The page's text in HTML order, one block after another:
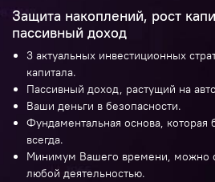
Защита накоплений, рост
пассивный доход
3 актуальных инвестиционных
капитала.
Пассивный доход, растущий на
Ваши деньги в безопасности.
Фундаментальная основа, которая
всегда.
Минимум Вашего времени, можно
любой деятельностью.